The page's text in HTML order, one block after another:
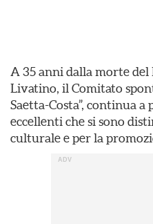
A 35 anni dalla morte del
Livatino, il Comitato
Saetta-Costa”, continua
eccellenti che si sono
culturale e per la